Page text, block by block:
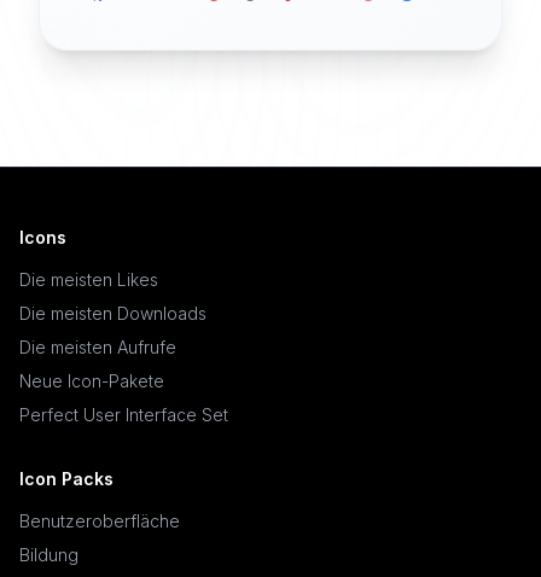
Icons
Die meisten Likes
Die meisten Downloads
Die meisten Aufrufe
Neue Icon-Pakete
Perfect User Interface Set
Icon Packs
Benutzeroberfläche
Bildung